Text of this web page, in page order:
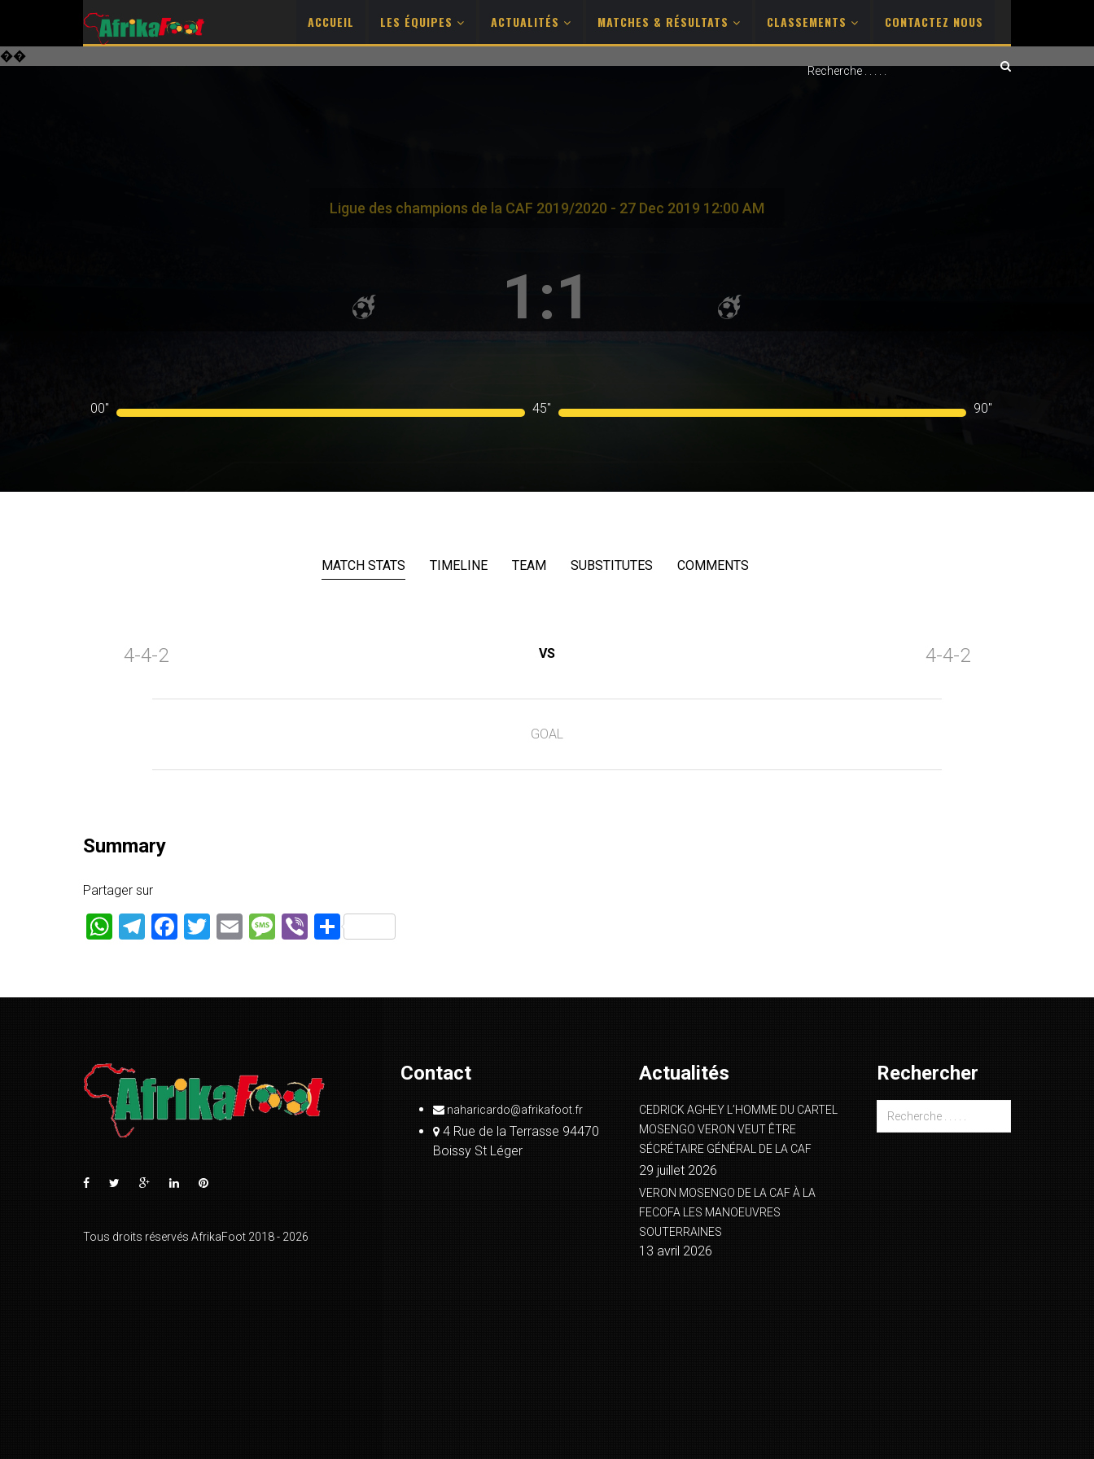
ACCUEIL LES ÉQUIPES ACTUALITÉS MATCHES & RÉSULTATS CLASSEMENTS CONTACTEZ NOUS
��
Ligue des champions de la CAF 2019/2020 - 27 Dec 2019 12:00 AM
1:1
00" 45" 90"
MATCH STATS TIMELINE TEAM SUBSTITUTES COMMENTS
4-4-2 VS 4-4-2
GOAL
Summary
Partager sur
WhatsApp
Telegram
Facebook
Twitter
EmailMessage
ViberPartager
Tous droits réservés AfrikaFoot 2018 - 2026
Contact
naharicardo@afrikafoot.fr
4 Rue de la Terrasse 94470
Boissy St Léger
Actualités
CEDRICK AGHEY L’HOMME DU CARTEL
MOSENGO VERON VEUT ÊTRE
SÉCRÉTAIRE GÉNÉRAL DE LA CAF
29 juillet 2026
VERON MOSENGO DE LA CAF À LA
FECOFA LES MANOEUVRES
SOUTERRAINES
13 avril 2026
Rechercher